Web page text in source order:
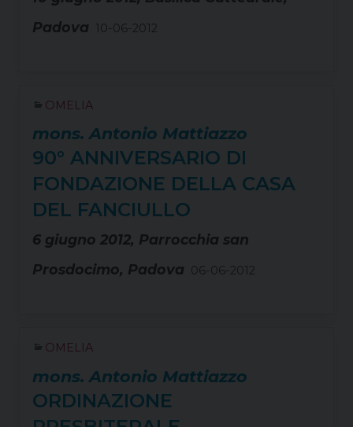
Padova 10-06-2012
OMELIA
mons. Antonio Mattiazzo
90° ANNIVERSARIO DI
FONDAZIONE DELLA CASA
DEL FANCIULLO
6 giugno 2012, Parrocchia san
Prosdocimo, Padova 06-06-2012
OMELIA
mons. Antonio Mattiazzo
ORDINAZIONE